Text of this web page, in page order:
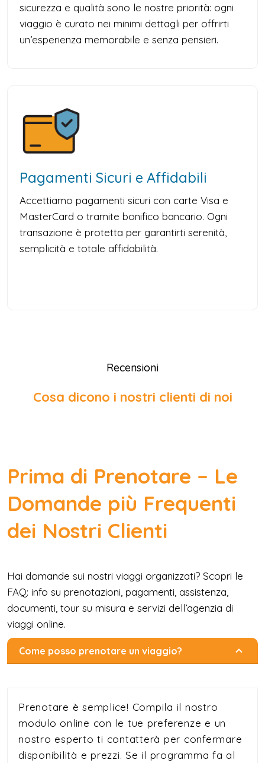
sicurezza e qualità sono le nostre priorità: ogni
viaggio è curato nei minimi dettagli per offrirti
un’esperienza memorabile e senza pensieri.
Pagamenti Sicuri e Affidabili
Accettiamo pagamenti sicuri con carte Visa e
MasterCard o tramite bonifico bancario. Ogni
transazione è protetta per garantirti serenità,
semplicità e totale affidabilità.
Recensioni
Cosa dicono i nostri clienti di noi
Prima di Prenotare – Le
Domande più Frequenti
dei Nostri Clienti
Hai domande sui nostri viaggi organizzati? Scopri le
FAQ: info su prenotazioni, pagamenti, assistenza,
documenti, tour su misura e servizi dell’agenzia di
viaggi online.
Come posso prenotare un viaggio?
Prenotare è semplice! Compila il nostro
modulo online con le tue preferenze e un
nostro esperto ti contatterà per confermare
disponibilità e prezzi. Se il programma fa al